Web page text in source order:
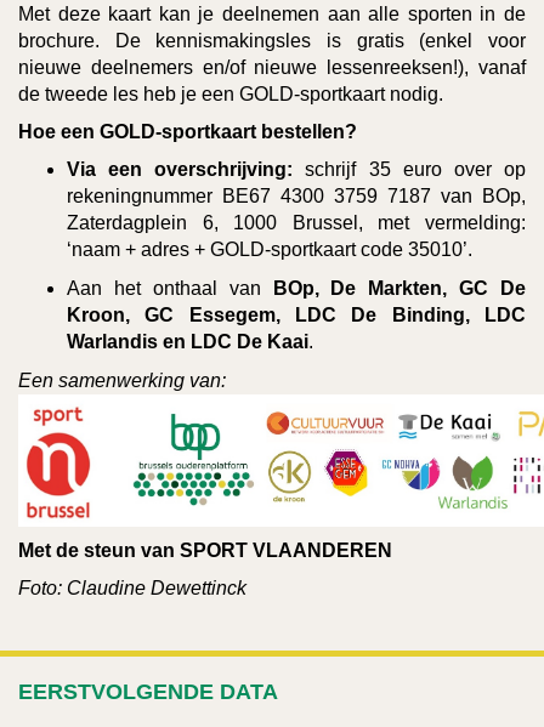
Met deze kaart kan je deelnemen aan alle sporten in de
brochure. De kennismakingsles is gratis (enkel voor
nieuwe deelnemers en/of nieuwe lessenreeksen!), vanaf
de tweede les heb je een GOLD-sportkaart nodig.
Hoe een GOLD-sportkaart bestellen?
Via een overschrijving: schrijf 35 euro over op
rekeningnummer BE67 4300 3759 7187 van BOp,
Zaterdagplein 6, 1000 Brussel, met vermelding:
‘naam + adres + GOLD-sportkaart code 35010’.
Aan het onthaal van BOp, De Markten, GC De
Kroon, GC Essegem, LDC De Binding, LDC
Warlandis en LDC De Kaai.
Een samenwerking van:
Met de steun van SPORT VLAANDEREN
Foto: Claudine Dewettinck
EERSTVOLGENDE DATA